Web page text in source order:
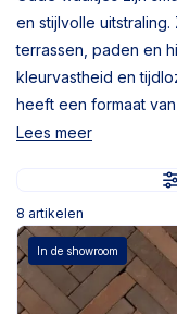
en stijlvolle
terrassen, paden en
kleurvastheid en
heeft een formaat
Lees meer
8 artikelen
In de showroom